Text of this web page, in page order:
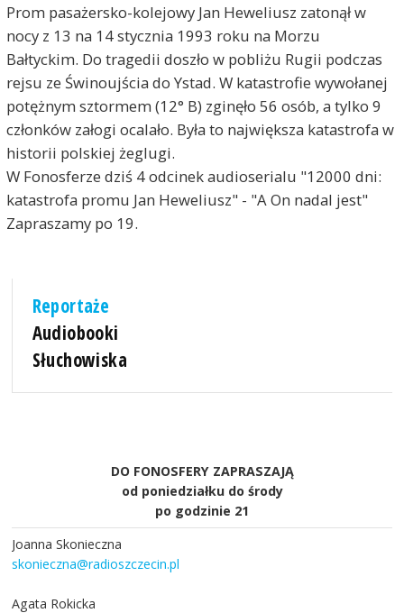
Prom pasażersko-kolejowy Jan Heweliusz zatonął w
nocy z 13 na 14 stycznia 1993 roku na Morzu
Bałtyckim. Do tragedii doszło w pobliżu Rugii podczas
rejsu ze Świnoujścia do Ystad. W katastrofie wywołanej
potężnym sztormem (12° B) zginęło 56 osób, a tylko 9
członków załogi ocalało. Była to największa katastrofa w
historii polskiej żeglugi.
W Fonosferze dziś 4 odcinek audioserialu "12000 dni:
katastrofa promu Jan Heweliusz" - "A On nadal jest"
Zapraszamy po 19.
Reportaże
Audiobooki
Słuchowiska
DO FONOSFERY ZAPRASZAJĄ
od poniedziałku do środy
po godzinie 21
Joanna Skonieczna
skonieczna@radioszczecin.pl
Agata Rokicka